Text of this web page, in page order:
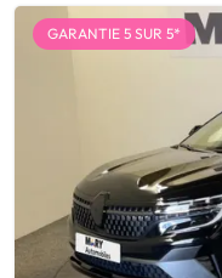
GARANTIE 5 SUR 5*